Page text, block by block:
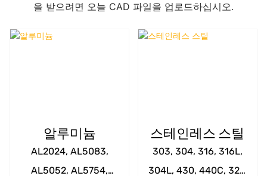
을 받으려면 오늘 CAD 파일을 업로드하십시오.
알루미늄
AL2024, AL5083,
AL5052, AL5754,
스테인레스 스틸
303, 304, 316, 316L,
304L, 430, 440C, 321,